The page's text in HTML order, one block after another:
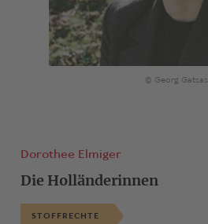
© Georg Gatsas
Dorothee Elmiger
Die Holländerinnen
STOFFRECHTE